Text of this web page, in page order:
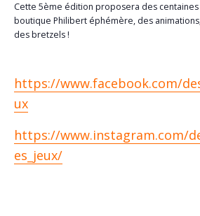
Cette 5ème édition proposera des
boutique Philibert éphémère, des
des bretzels !
https://www.facebook.com/
ux
https://www.instagram.com/
es_jeux/